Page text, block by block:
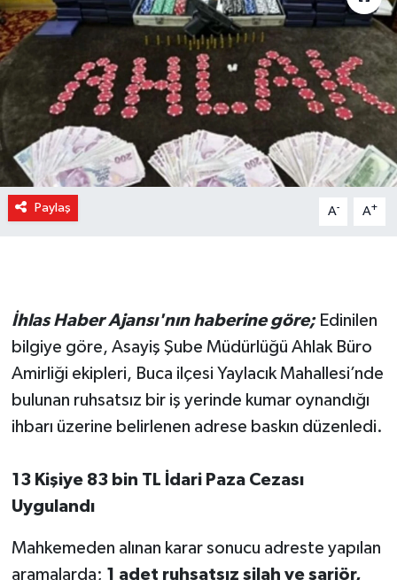
Paylaş A- A+
İhlas Haber Ajansı'nın haberine göre;Edinilen
bilgiye göre, Asayiş Şube Müdürlüğü Ahlak Büro
Amirliği ekipleri, Buca ilçesi Yaylacık Mahallesi’nde
bulunan ruhsatsız bir iş yerinde kumar oynandığı
ihbarı üzerine belirlenen adrese baskın düzenledi.
13 Kişiye 83 bin TL İdari Paza Cezası
Uygulandı
Mahkemeden alınan karar sonucu adreste yapılan
aramalarda; 1 adet ruhsatsız silah ve şarjör,